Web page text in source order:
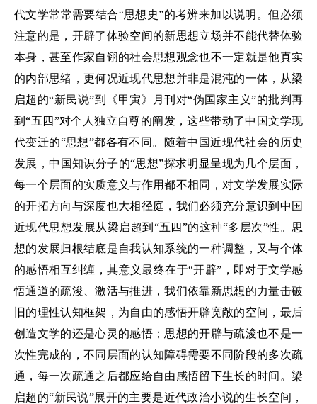
代文学常常需要结合“思想史”的考辨来加以说明。但必须
注意的是，开辟了体验空间的新思想立场并不能代替体验
本身，甚至作家自诩的社会思想观念也不一定就是他真实
的内部思绪，更何况近现代思想并非是混沌的一体，从梁
启超的“新民说”到《甲寅》月刊对“伪国家主义”的批判再
到“五四”对个人独立自尊的阐发，这些带动了中国文学现
代变迁的“思想”都各有不同。随着中国近现代社会的历史
发展，中国知识分子的“思想”探求明显呈现为几个层面，
每一个层面的实质意义与作用都不相同，对文学发展实际
的开拓方向与深度也大相径庭，我们必须充分意识到中国
近现代思想发展从梁启超到“五四”的这种“多层次”性。思
想的发展归根结底是自我认知系统的一种调整，又与个体
的感悟相互纠缠，其意义最终在于“开辟”，即对于文学感
悟通道的疏浚、激活与推进，我们依靠新思想的力量击破
旧的理性认知框架，为自由的感悟开辟宽敞的空间，最后
创造文学的还是心灵的感悟；思想的开辟与疏浚也不是一
次性完成的，不同层面的认知障碍需要不同阶段的多次疏
通，每一次疏通之后都应给自由感悟留下生长的时间。梁
启超的“新民说”展开的主要是近代政治小说的生长空间，